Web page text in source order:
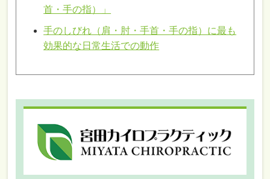
首・手の指）」
手のしびれ（肩・肘・手首・手の指）に最も
効果的な日常生活での動作